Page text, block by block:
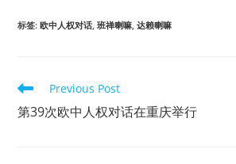
标签:欧中人权对话 班禅喇嘛 达赖喇嘛
Read
articles
Previous Post
第39次欧中人权对话在重庆举行